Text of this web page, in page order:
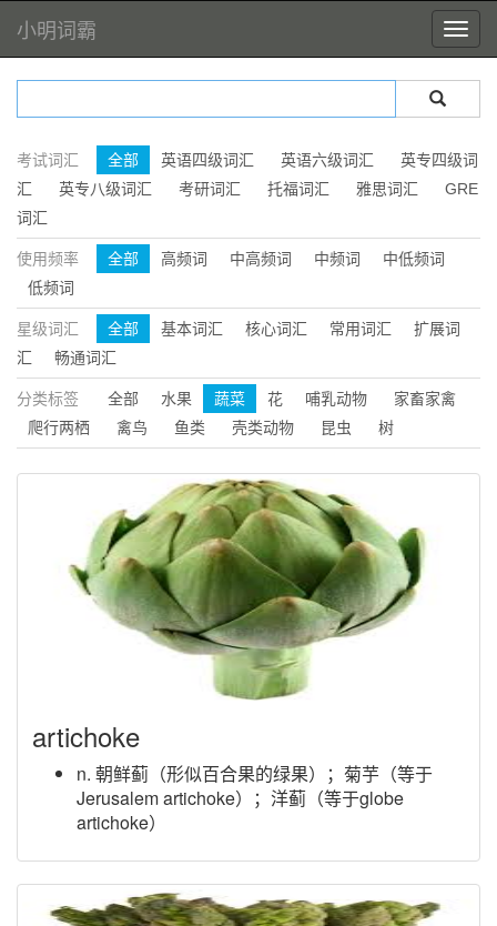
小明词霸
考试词汇 全部 英语四级词汇 英语六级词汇
英专四级词
汇
英专八级词汇 考研词汇 托福词汇 雅思词汇
GRE
词汇
使用频率 全部 高频词 中高频词 中频词
中低频词
低频词
星级词汇 全部 基本词汇 核心词汇 常用词汇
扩展词
汇
畅通词汇
分类标签 全部 水果 蔬菜 花 哺乳动物
家畜家禽
爬行两栖
禽鸟 鱼类 壳类动物 昆虫 树
artichoke
n. 朝鲜蓟（形似百合果的绿果）；菊芋（等于
Jerusalem artichoke）；洋蓟（等于globe
artichoke）